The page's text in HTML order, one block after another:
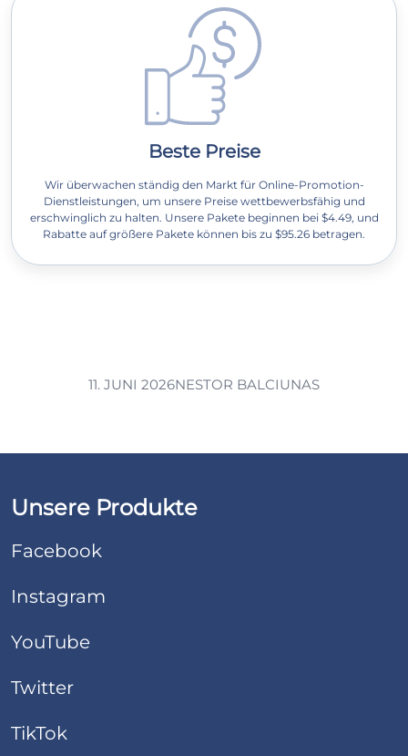
Beste Preise
Wir überwachen ständig den Markt für Online-Promotion-
Dienstleistungen, um unsere Preise wettbewerbsfähig und
erschwinglich zu halten. Unsere Pakete beginnen bei $4.49, und
Rabatte auf größere Pakete können bis zu $95.26 betragen.
11. JUNI 2026NESTOR BALCIUNAS
Unsere Produkte
Facebook
Instagram
YouTube
Twitter
TikTok